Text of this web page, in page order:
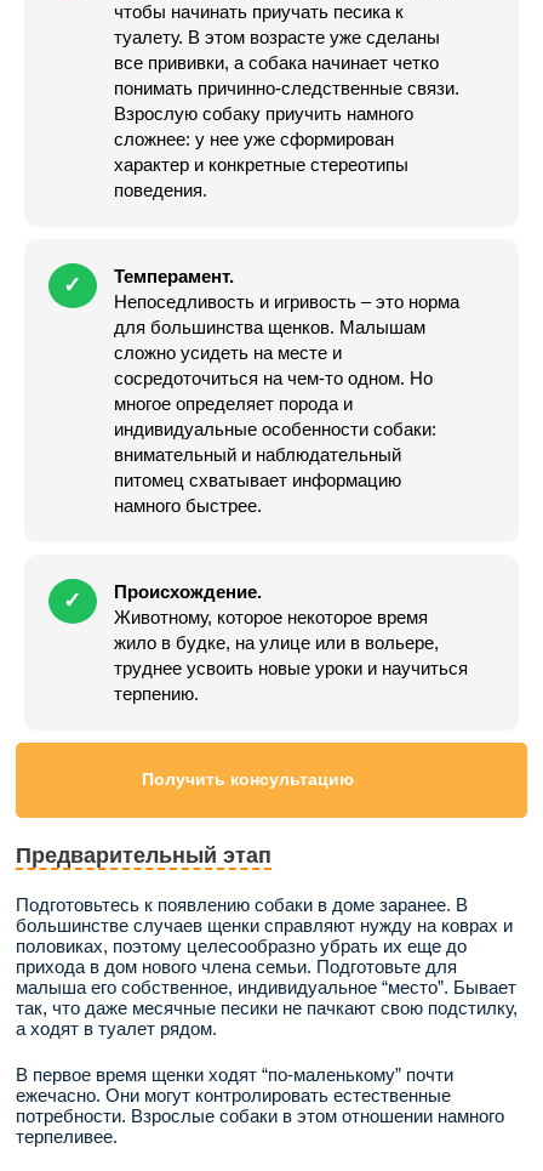
чтобы начинать приучать песика к
туалету. В этом возрасте уже сделаны
все прививки, а собака начинает четко
понимать причинно-следственные связи.
Взрослую собаку приучить намного
сложнее: у нее уже сформирован
характер и конкретные стереотипы
поведения.
✓
Темперамент.
Непоседливость и игривость – это норма
для большинства щенков. Малышам
сложно усидеть на месте и
сосредоточиться на чем-то одном. Но
многое определяет порода и
индивидуальные особенности собаки:
внимательный и наблюдательный
питомец схватывает информацию
намного быстрее.
✓
Происхождение.
Животному, которое некоторое время
жило в будке, на улице или в вольере,
труднее усвоить новые уроки и научиться
терпению.
Получить консультацию
Предварительный этап
Подготовьтесь к появлению собаки в доме заранее. В
большинстве случаев щенки справляют нужду на коврах и
половиках, поэтому целесообразно убрать их еще до
прихода в дом нового члена семьи. Подготовьте для
малыша его собственное, индивидуальное “место”. Бывает
так, что даже месячные песики не пачкают свою подстилку,
а ходят в туалет рядом.
В первое время щенки ходят “по-маленькому” почти
ежечасно. Они могут контролировать естественные
потребности. Взрослые собаки в этом отношении намного
терпеливее.